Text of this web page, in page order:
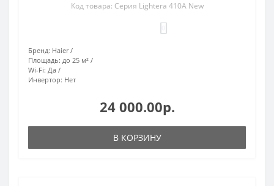
Код товара: Серия Lightera 410A New
Бренд: Haier
Площадь: до 25 м²
Wi-Fi: Да
Инвертор: Нет
24 000.00р.
В КОРЗИНУ